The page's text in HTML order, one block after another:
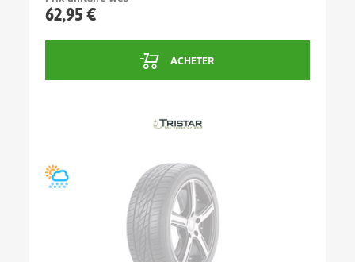
62,95 €
ACHETER